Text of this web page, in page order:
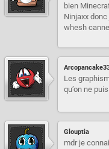
bien
Ninjaxx
whesh
Les
qu’on ne
Glouptia
mdr je